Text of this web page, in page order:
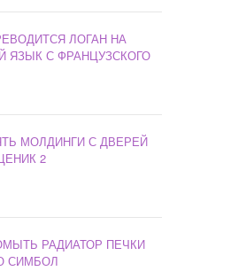
ЛОГАН НА
ЯЗЫК С ФРАНЦУЗСКОГО
МОЛДИНГИ С ДВЕРЕЙ
2
РАДИАТОР ПЕЧКИ
СИМБОЛ